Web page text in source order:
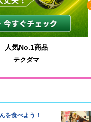
人気No.1商品
テクダマ
を食べよう！